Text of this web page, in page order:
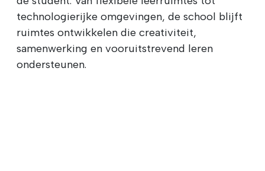
technologierijke omgevingen, de school blijft
ruimtes ontwikkelen die creativiteit,
samenwerking en vooruitstrevend leren
ondersteunen.